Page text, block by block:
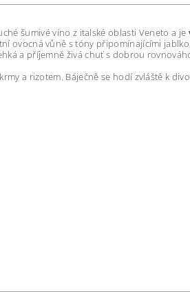
šumivé víno z italské oblasti Veneto a je
ovocná vůně s tóny připomínajícími
a příjemně živá chuť s dobrou
a rizotem. Báječně se hodí zvláště k